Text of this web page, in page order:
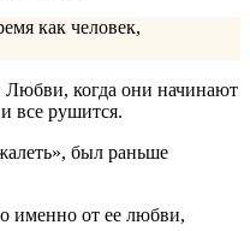
как человек,
Любви, когда они начинают
все рушится.
был раньше
именно от ее любви,